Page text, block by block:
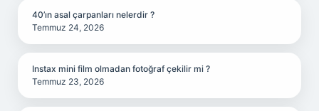
40’ın asal çarpanları nelerdir ?
Temmuz 24, 2026
Instax mini film olmadan fotoğraf çekilir mi ?
Temmuz 23, 2026